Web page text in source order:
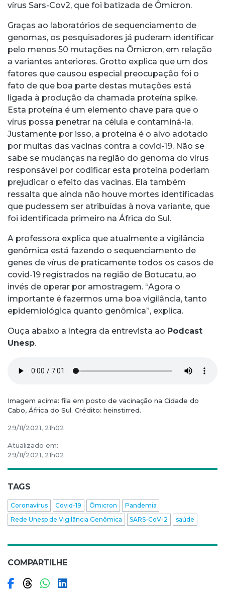
vírus Sars-Cov2, que foi batizada de Ômicron.
Graças ao laboratórios de sequenciamento de
genomas, os pesquisadores já puderam identificar
pelo menos 50 mutações na Ômicron, em relação
a variantes anteriores. Grotto explica que um dos
fatores que causou especial preocupação foi o
fato de que boa parte destas mutações está
ligada à produção da chamada proteína spike.
Esta proteína é um elemento chave para que o
vírus possa penetrar na célula e contaminá-la.
Justamente por isso, a proteína é o alvo adotado
por muitas das vacinas contra a covid-19. Não se
sabe se mudanças na região do genoma do vírus
responsável por codificar esta proteína poderiam
prejudicar o efeito das vacinas. Ela também
ressalta que ainda não houve mortes identificadas
que pudessem ser atribuídas à nova variante, que
foi identificada primeiro na África do Sul.
A professora explica que atualmente a vigilância
genômica está fazendo o sequenciamento de
genes de vírus de praticamente todos os casos de
covid-19 registrados na região de Botucatu, ao
invés de operar por amostragem. “Agora o
importante é fazermos uma boa vigilância, tanto
epidemiológica quanto genômica”, explica.
Ouça abaixo a íntegra da entrevista ao Podcast
Unesp.
Imagem acima: fila em posto de vacinação na Cidade do
Cabo, África do Sul. Crédito: heinstirred.
29/11/2021, 21h02
Atualizado em:
29/11/2021, 21h02
TAGS
Coronavírus Covid-19 Ômicron
Pandemia
Rede Unesp de Vigilância Genômica
SARS-CoV-2 saúde
COMPARTILHE
Compartilhar no Facebook
Compartilhar no Threads
Compartilhar no WhatsApp
Compartilhar no LinkedIn